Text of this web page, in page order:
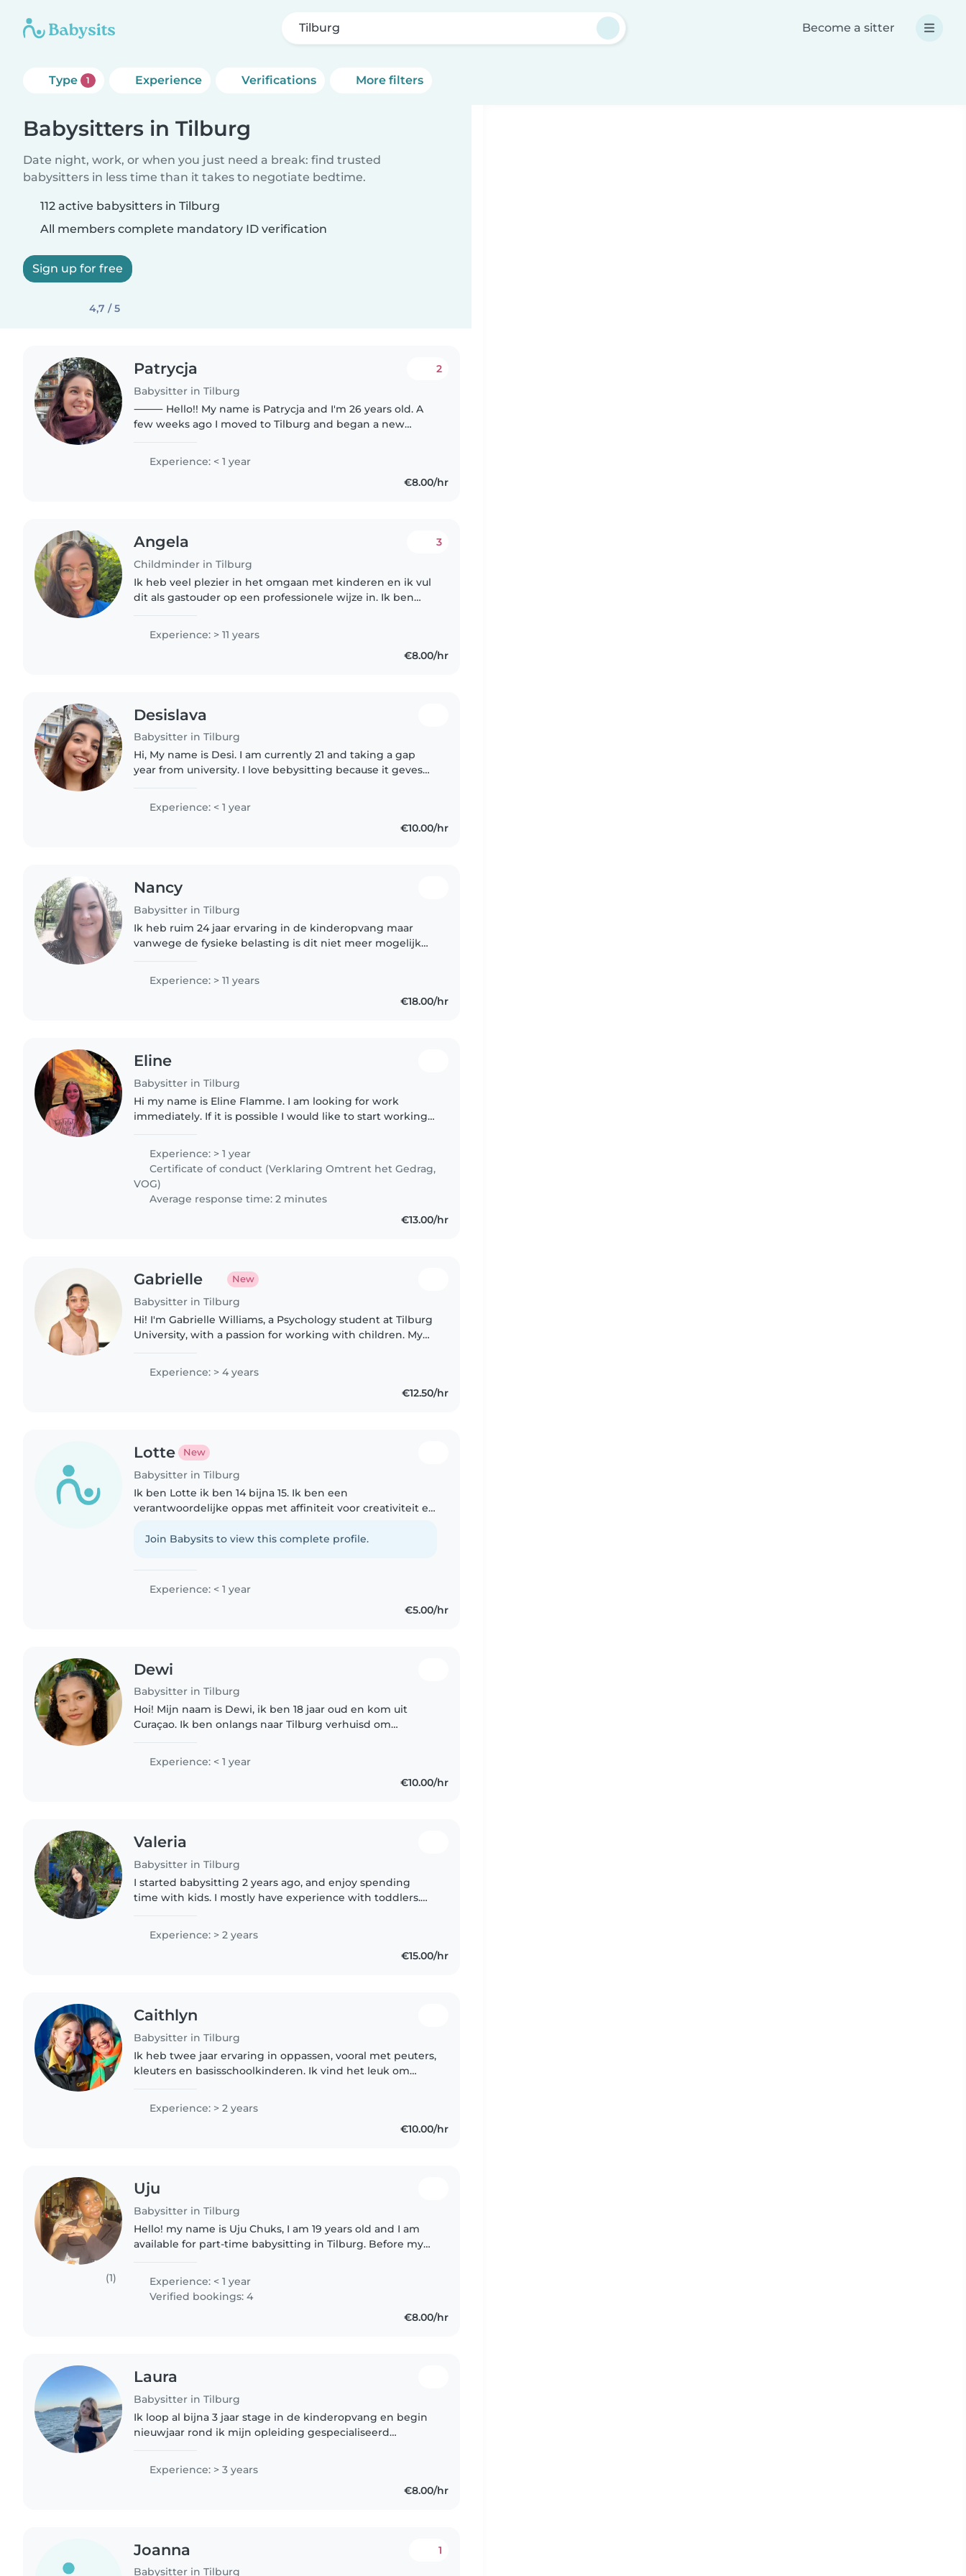
Tilburg Become a sitter
Type 1 Experience Verifications More filters
Babysitters in Tilburg
Date night, work, or when you just need a break: find trusted
babysitters in less time than it takes to negotiate bedtime.
112 active babysitters in Tilburg
All members complete mandatory ID verification
Sign up for free
4,7 / 5
Patrycja
Babysitter in Tilburg
2
⸻ Hello!! My name is Patrycja and I'm 26 years old. A
few weeks ago I moved to Tilburg and began a new
studying Italian..
Experience: < 1 year
€8.00/hr
Angela
Childminder in Tilburg
3
Ik heb veel plezier in het omgaan met kinderen en ik vul
dit als gastouder op een professionele wijze in. Ik ben
Experience: > 11 years
€8.00/hr
Desislava
Babysitter in Tilburg
Hi, My name is Desi. I am currently 21 and taking a gap
year from university. I love bebysitting because it geves
environment where..
Experience: < 1 year
€10.00/hr
Nancy
Babysitter in Tilburg
Ik heb ruim 24 jaar ervaring in de kinderopvang maar
vanwege de fysieke belasting is dit niet meer mogelijk
kinderen al zindelijk..
Experience: > 11 years
€18.00/hr
Eline
Babysitter in Tilburg
Hi my name is Eline Flamme. I am looking for work
immediately. If it is possible I would like to start working
and sport person..
Experience: > 1 year
Certificate of conduct (Verklaring Omtrent het Gedrag,
VOG)
Average response time: 2 minutes
€13.00/hr
Gabrielle New
Babysitter in Tilburg
Hi! I'm Gabrielle Williams, a Psychology student at Tilburg
University, with a passion for working with children. My
Experience: > 4 years
€12.50/hr
Lotte New
Babysitter in Tilburg
Ik ben Lotte ik ben 14 bijna 15. Ik ben een
verantwoordelijke oppas met affiniteit voor creativiteit en
baby's tot schoolkinderen...
Join Babysits to view this complete profile.
Experience: < 1 year
€5.00/hr
Dewi
Babysitter in Tilburg
Hoi! Mijn naam is Dewi, ik ben 18 jaar oud en kom uit
Curaçao. Ik ben onlangs naar Tilburg verhuisd om
een vriendelijke, rustige..
Experience: < 1 year
€10.00/hr
Valeria
Babysitter in Tilburg
I started babysitting 2 years ago, and enjoy spending
time with kids. I mostly have experience with toddlers.
Fluent in English..
Experience: > 2 years
€15.00/hr
Caithlyn
Babysitter in Tilburg
Ik heb twee jaar ervaring in oppassen, vooral met peuters,
kleuters en basisschoolkinderen. Ik vind het leuk om
te spelen...
Experience: > 2 years
€10.00/hr
(1)
Uju
Babysitter in Tilburg
Hello! my name is Uju Chuks, I am 19 years old and I am
available for part-time babysitting in Tilburg. Before my
Federal Voluntary..
Experience: < 1 year
Verified bookings: 4
€8.00/hr
Laura
Babysitter in Tilburg
Ik loop al bijna 3 jaar stage in de kinderopvang en begin
nieuwjaar rond ik mijn opleiding gespecialiseerd
Experience: > 3 years
€8.00/hr
Joanna
Babysitter in Tilburg
1